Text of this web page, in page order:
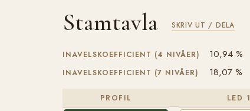
Stamtavla SKRIV UT / DELA
INAVELSKOEFFICIENT (4 NIVÅER) 10,94 %
INAVELSKOEFFICIENT (7 NIVÅER) 18,07 %
PROFIL LED 1